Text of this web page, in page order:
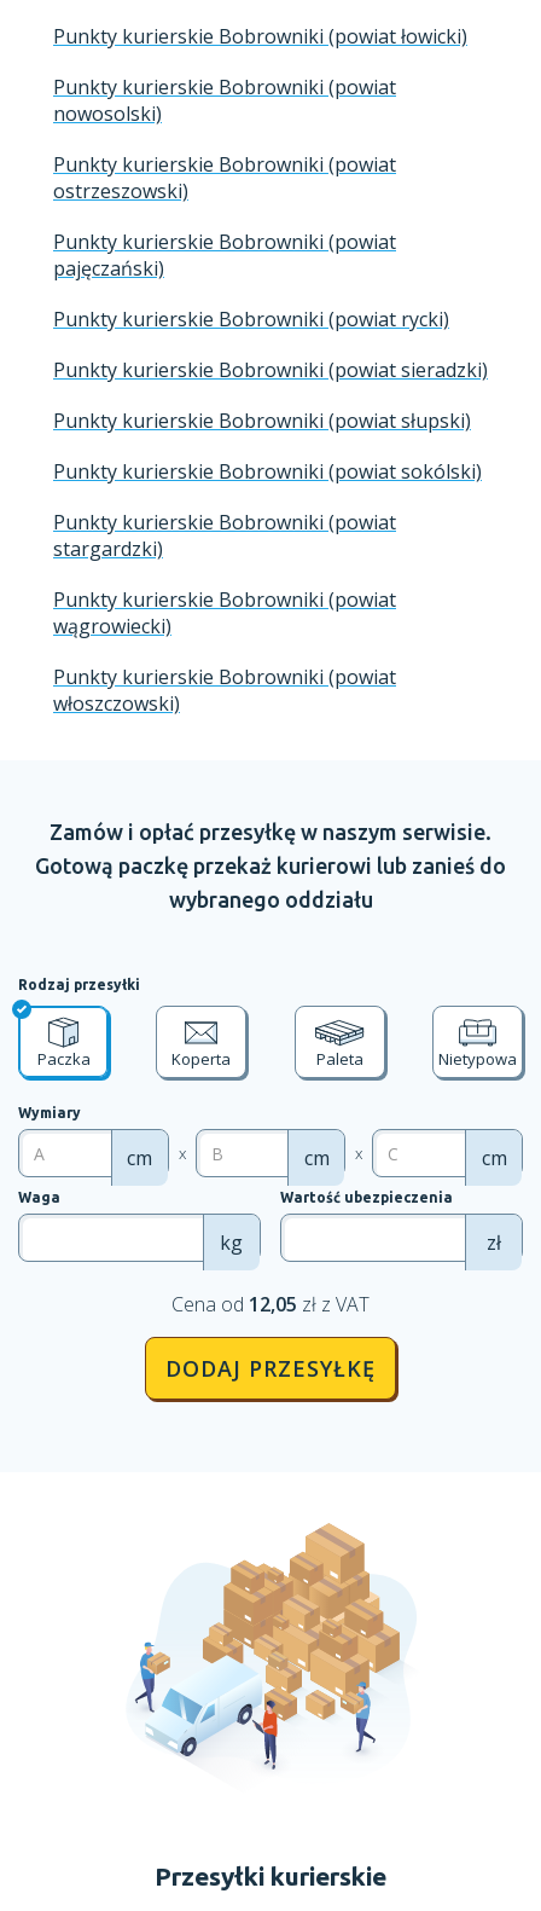
Punkty kurierskie Bobrowniki (powiat łowicki)
Punkty kurierskie Bobrowniki (powiat
nowosolski)
Punkty kurierskie Bobrowniki (powiat
ostrzeszowski)
Punkty kurierskie Bobrowniki (powiat
pajęczański)
Punkty kurierskie Bobrowniki (powiat rycki)
Punkty kurierskie Bobrowniki (powiat sieradzki)
Punkty kurierskie Bobrowniki (powiat słupski)
Punkty kurierskie Bobrowniki (powiat sokólski)
Punkty kurierskie Bobrowniki (powiat
stargardzki)
Punkty kurierskie Bobrowniki (powiat
wągrowiecki)
Punkty kurierskie Bobrowniki (powiat
włoszczowski)
Zamów i opłać przesyłkę w naszym serwisie.
Gotową paczkę przekaż kurierowi lub zanieś do
wybranego oddziału
Rodzaj przesyłki
Paczka Koperta Paleta Nietypowa
Wymiary
cm x cm x cm
Waga
kg
Wartość ubezpieczenia
zł
Cena od 12,05 zł z VAT
DODAJ PRZESYŁKĘ
Przesyłki kurierskie